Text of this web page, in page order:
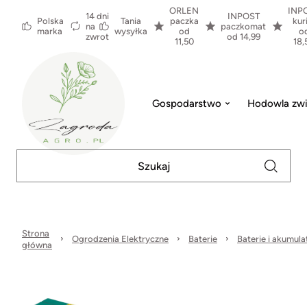
Polska
marka
14 dni
na
zwrot
Tania
wysyłka
ORLEN
paczka
od
11,50
INPOST
paczkomat
od 14,99
Gospodarstwo Hodowla
Strona
główna
Ogrodzenia Elektryczne Baterie Baterie i